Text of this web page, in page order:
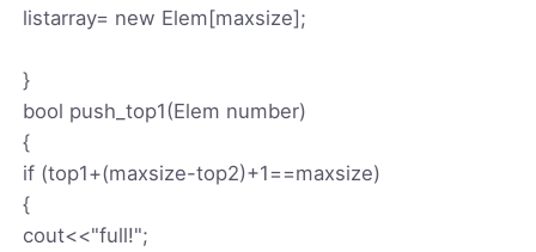
listarray= new Elem[maxsize];
}
bool push_top1(Elem number)
{
if (top1+(maxsize-top2)+1==maxsize)
{
cout<<"full!";